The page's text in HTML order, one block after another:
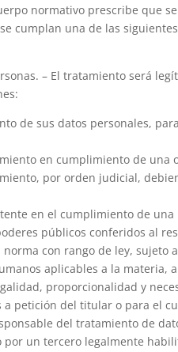
normativo prescribe que
cumplan una de las
– El tratamiento será
de sus datos personales,
en cumplimiento de una
por orden judicial,
en el cumplimiento de una
públicos conferidos al
con rango de ley, sujeto
aplicables a la materia,
proporcionalidad y
a petición del titular o para el
del tratamiento de
un tercero legalmente